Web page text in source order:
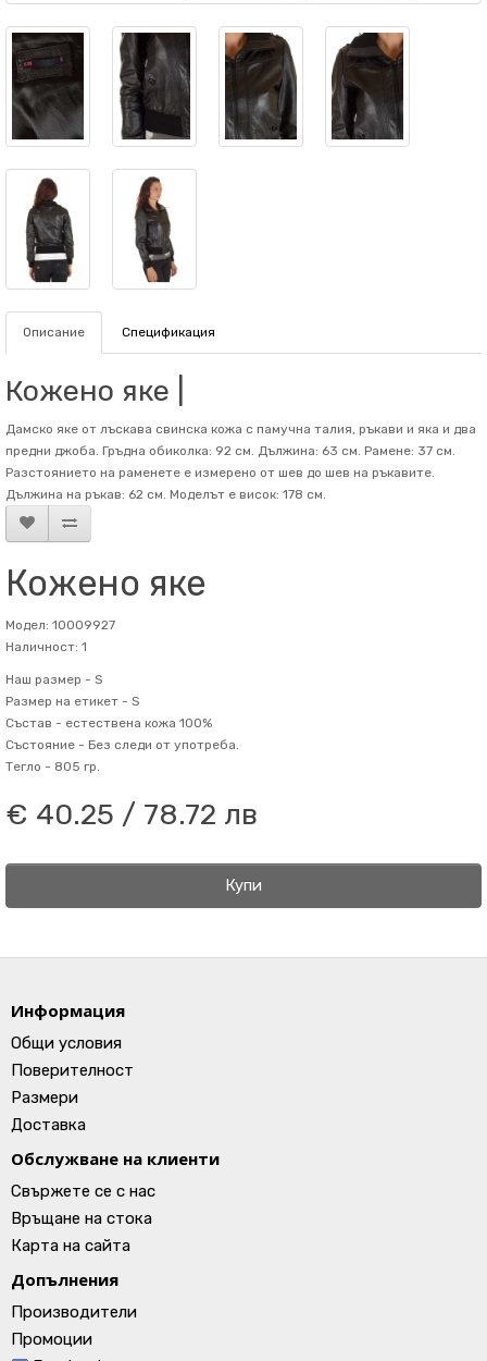
Описание Спецификация
Кожено яке |
Дамско яке от лъскава свинска кожа с памучна талия, ръкави и яка и два
предни джоба. Гръдна обиколка: 92 см. Дължина: 63 см. Рамене: 37 см.
Разстоянието на раменете е измерено от шев до шев на ръкавите.
Дължина на ръкав: 62 см. Mоделът е висок: 178 см.
Кожено яке
Модел: 10009927
Наличност: 1
Наш размер - S
Размер на етикет - S
Състав - естествена кожа 100%
Състояние - Без следи от употреба.
Тегло - 805 гр.
€ 40.25 / 78.72 лв
Купи
Информация
Общи условия
Поверителност
Размери
Доставка
Обслужване на клиенти
Свържете се с нас
Връщане на стока
Карта на сайта
Допълнения
Производители
Промоции